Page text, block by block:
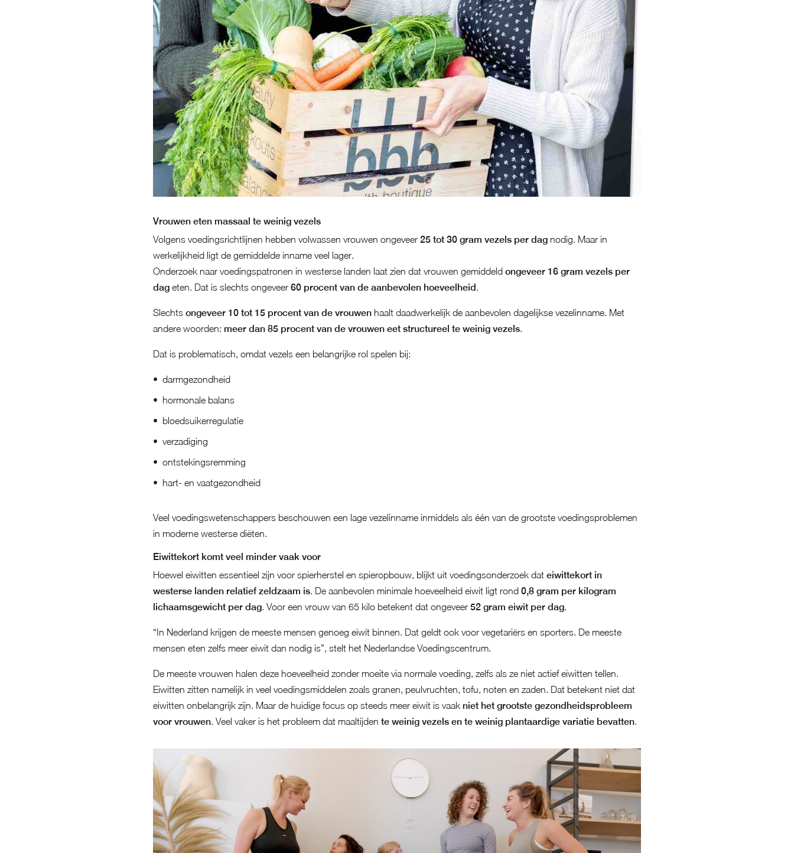
Vrouwen eten massaal te weinig vezels
Volgens voedingsrichtlijnen hebben volwassen vrouwen ongeveer 25 tot 30 gram vezels per dagnodig. Maar in
werkelijkheid ligt de gemiddelde inname veel lager.
Onderzoek naar voedingspatronen in westerse landen laat zien dat vrouwen gemiddeld ongeveer 16 gram vezels per
dageten. Dat is slechts ongeveer 60 procent van de aanbevolen hoeveelheid
Slechts ongeveer 10 tot 15 procent van de vrouwenhaalt daadwerkelijk de aanbevolen dagelijkse vezelinname. Met
andere woorden: meer dan 85 procent van de vrouwen eet structureel te weinig vezels.
Dat is problematisch, omdat vezels een belangrijke rol spelen bij:
darmgezondheid
hormonale balans
bloedsuikerregulatie
verzadiging
ontstekingsremming
hart- en vaatgezondheid
Veel voedingswetenschappers beschouwen een lage vezelinname inmiddels als één van de grootste voedingsproblemen
in moderne westerse diëten.
Eiwittekort komt veel minder vaak voor
Hoewel eiwitten essentieel zijn voor spierherstel en spieropbouw, blijkt uit voedingsonderzoek dat eiwittekort in
westerse landen relatief zeldzaam is. De aanbevolen minimale hoeveelheid eiwit ligt rond 0,8 gram per kilogram
lichaamsgewicht per dag. Voor een vrouw van 65 kilo betekent dat ongeveer 52 gram eiwit per dag.
“In Nederland krijgen de meeste mensen genoeg eiwit binnen. Dat geldt ook voor vegetariërs en sporters. De meeste
mensen eten zelfs meer eiwit dan nodig is”, stelt het Nederlandse Voedingscentrum.
De meeste vrouwen halen deze hoeveelheid zonder moeite via normale voeding, zelfs als ze niet actief eiwitten tellen.
Eiwitten zitten namelijk in veel voedingsmiddelen zoals granen, peulvruchten, tofu, noten en zaden. Dat betekent niet dat
eiwitten onbelangrijk zijn. Maar de huidige focus op steeds meer eiwit is vaak niet het grootste gezondheidsprobleem
voor vrouwen. Veel vaker is het probleem dat maaltijden te weinig vezels en te weinig plantaardige variatie bevatten.